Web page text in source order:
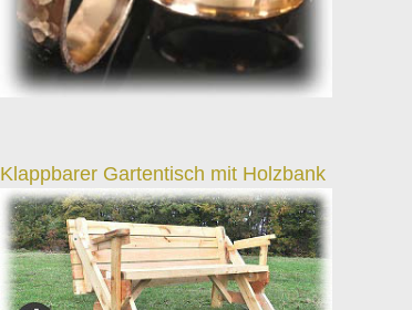
Klappbarer Gartentisch mit Holzbank